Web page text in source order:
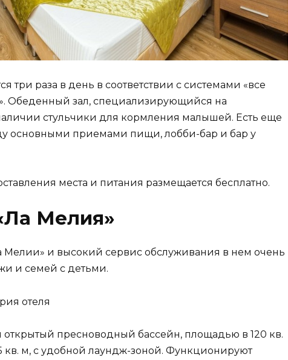
три раза в день в соответствии с системами «все
Обеденный зал, специализирующийся на
стульчики для кормления малышей. Есть еще
основными приемами пищи, лобби-бар и бар у
места и питания размещается бесплатно.
Мелия»
Мелии» и высокий сервис обслуживания в нем очень
и семей с детьми.
открытый пресноводный бассейн, площадью в 120 кв.
кв. м, с удобной лаундж-зоной. Функционируют